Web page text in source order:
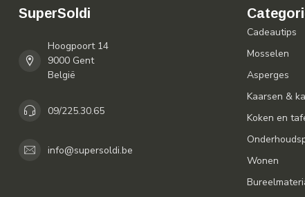
SuperSoldi
Hoogpoort 14
9000 Gent
België
09/225.30.65
info@supersoldi.be
Cadeautips
Mosselen
Asperges
Kaarsen &
Koken en
Wonen